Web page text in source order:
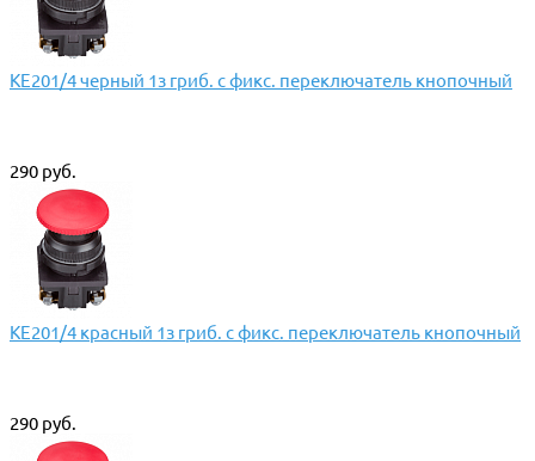
КЕ201/4 черный 1з гриб. с фикс. переключатель кнопочный
290 руб.
КЕ201/4 красный 1з гриб. с фикс. переключатель кнопочный
290 руб.